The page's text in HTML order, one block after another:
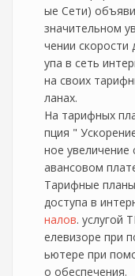
ые Сети)
значительном
чении скорости
упа в сеть
на своих
ланах.
На тарифных
пция "
ное увеличение
авансовом
Тарифные
доступа в
налов. услугой
елевизоре при
ьютере при
о обеспечения.